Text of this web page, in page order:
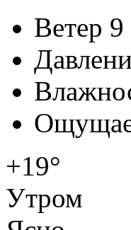
Ветер
+19°
Утром